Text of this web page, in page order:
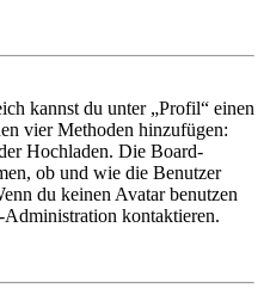
kannst du unter „Profil“ einen
vier Methoden hinzufügen:
Hochladen. Die Board-
ob und wie die Benutzer
du keinen Avatar benutzen
kontaktieren.